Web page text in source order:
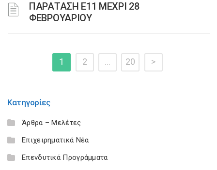
ΠΑΡΑΤΑΣΗ Ε11 ΜΕΧΡΙ 28
ΦΕΒΡΟΥΑΡΙΟΥ
1 2 … 20 >
Κατηγορίες
Άρθρα – Μελέτες
Επιχειρηματικά Νέα
Επενδυτικά Προγράμματα